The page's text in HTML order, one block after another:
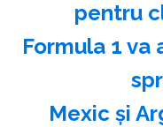
pentru
Formula 1 va
Mexic şi